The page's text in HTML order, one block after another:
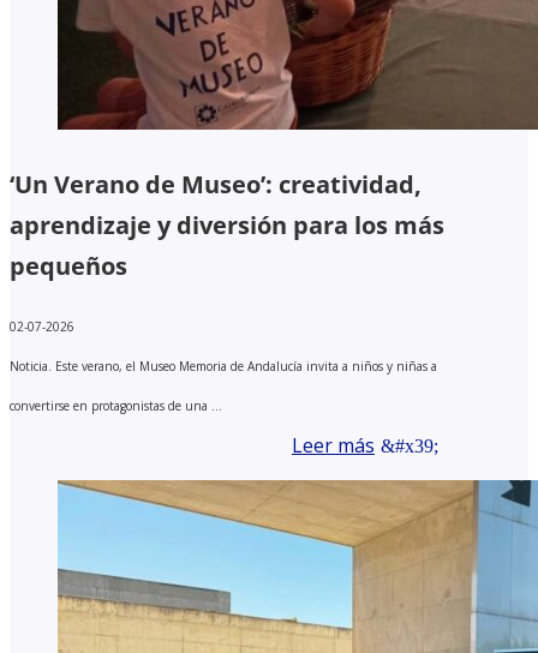
‘Un Verano de Museo’: creatividad,
aprendizaje y diversión para los más
pequeños
02-07-2026
Noticia. Este verano, el Museo Memoria de Andalucía invita a niños y niñas a
convertirse en protagonistas de una ...
Leer más